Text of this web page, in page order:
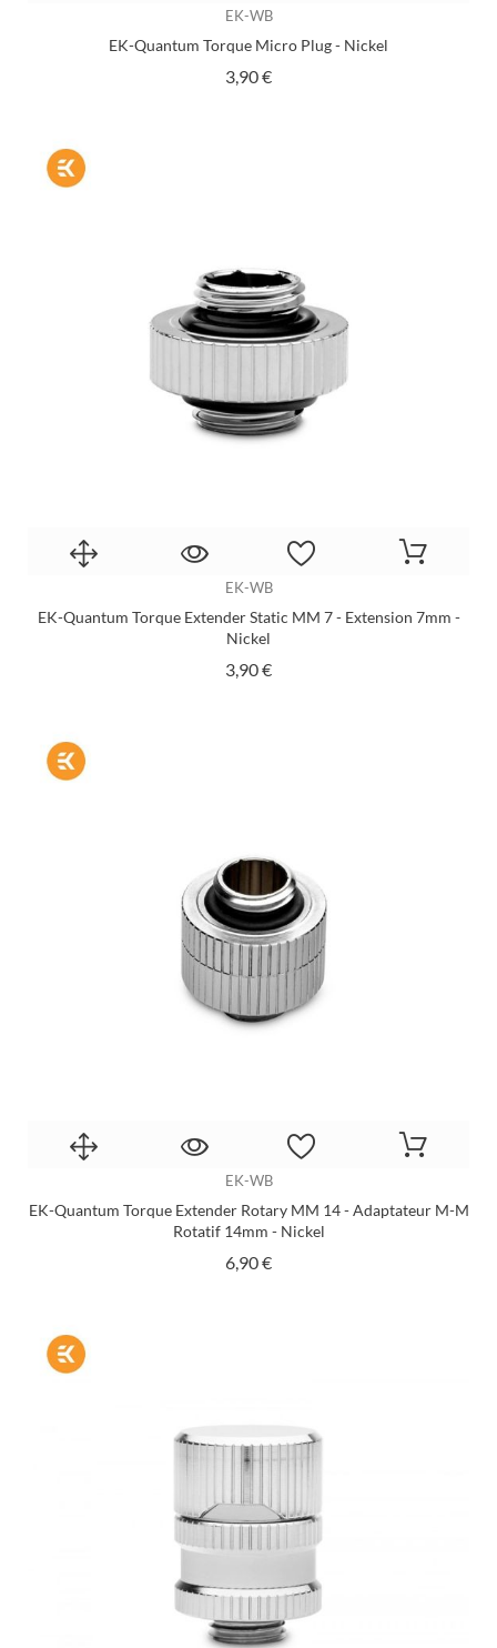
EK-WB
EK-Quantum Torque Micro Plug - Nickel
3,90 €Prix
EK-WB
EK-Quantum Torque Extender Static MM 7 - Extension 7mm -
Nickel
3,90 €Prix
EK-WB
EK-Quantum Torque Extender Rotary MM 14 - Adaptateur M-M
Rotatif 14mm - Nickel
6,90 €Prix